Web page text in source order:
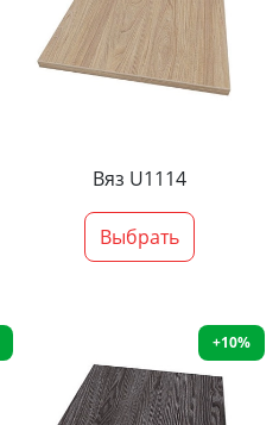
Вяз U1114
Выбрать
+10%